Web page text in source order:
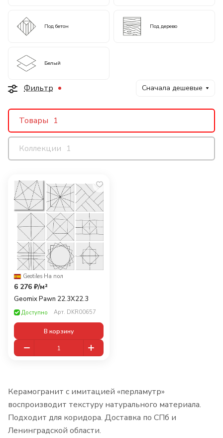
Под бетон Под дерево
Белый
Фильтр Сначала дешевые
Товары 1
Коллекции 1
Geotiles·На пол
6 276 ₽/м²
Geomix Pawn 22.3X22.3
Доступно Арт. DKR00657
В корзину
Керамогранит с имитацией «перламутр»
воспроизводит текстуру натурального материала.
Подходит для коридора. Доставка по СПб и
Ленинградской области.